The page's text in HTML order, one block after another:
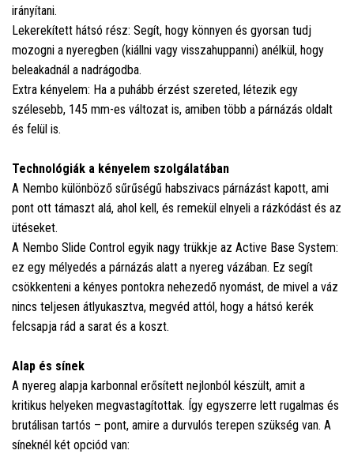
irányítani.
Lekerekített hátsó rész: Segít, hogy könnyen és gyorsan tudj
mozogni a nyeregben (kiállni vagy visszahuppanni) anélkül, hogy
beleakadnál a nadrágodba.
Extra kényelem: Ha a puhább érzést szereted, létezik egy
szélesebb, 145 mm-es változat is, amiben több a párnázás oldalt
és felül is.
Technológiák a kényelem szolgálatában
A Nembo különböző sűrűségű habszivacs párnázást kapott, ami
pont ott támaszt alá, ahol kell, és remekül elnyeli a rázkódást és az
ütéseket.
A Nembo Slide Control egyik nagy trükkje az Active Base System:
ez egy mélyedés a párnázás alatt a nyereg vázában. Ez segít
csökkenteni a kényes pontokra nehezedő nyomást, de mivel a váz
nincs teljesen átlyukasztva, megvéd attól, hogy a hátsó kerék
felcsapja rád a sarat és a koszt.
Alap és sínek
A nyereg alapja karbonnal erősített nejlonból készült, amit a
kritikus helyeken megvastagítottak. Így egyszerre lett rugalmas és
brutálisan tartós – pont, amire a durvulós terepen szükség van. A
síneknél két opciód van: